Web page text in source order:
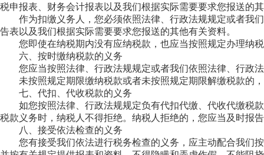
税申报表、财务会计报表以及我们根据实际需要要求您报送的
作为扣缴义务人，您必须依照法律、行政法规规定或者我们
告表以及我们根据实际需要要求您报送的其他有关资料。
您即使在纳税期内没有应纳税款，也应当按照规定办理纳税
六、按时缴纳税款的义务
您应当按照法律、行政法规规定或者我们依照法律、行政
未按照规定期限缴纳税款或者未按照规定期限解缴税款的，
七、代扣、代收税款的义务
如您按照法律、行政法规规定负有代扣代缴、代收代缴税款
税款义务时，纳税人不得拒绝。纳税人拒绝的，您应当及时报
八、接受依法检查的义务
您有接受我们依法进行税务检查的义务，应主动配合我们按